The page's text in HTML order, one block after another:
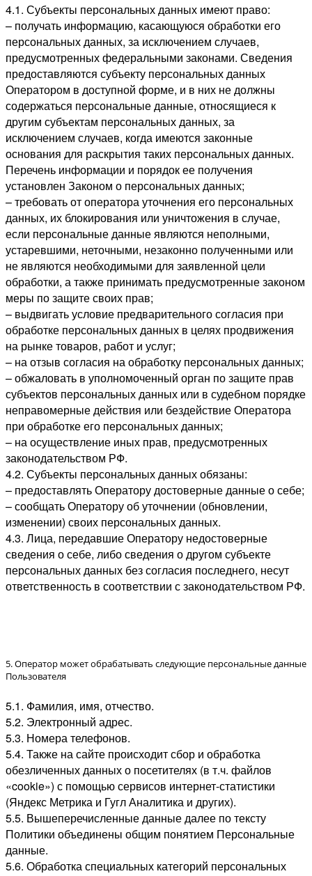
4.1. Субъекты персональных данных имеют право:
– получать информацию, касающуюся обработки его
персональных данных, за исключением случаев,
предусмотренных федеральными законами. Сведения
предоставляются субъекту персональных данных
Оператором в доступной форме, и в них не должны
содержаться персональные данные, относящиеся к
другим субъектам персональных данных, за
исключением случаев, когда имеются законные
основания для раскрытия таких персональных данных.
Перечень информации и порядок ее получения
установлен Законом о персональных данных;
– требовать от оператора уточнения его персональных
данных, их блокирования или уничтожения в случае,
если персональные данные являются неполными,
устаревшими, неточными, незаконно полученными или
не являются необходимыми для заявленной цели
обработки, а также принимать предусмотренные законом
меры по защите своих прав;
– выдвигать условие предварительного согласия при
обработке персональных данных в целях продвижения
на рынке товаров, работ и услуг;
– на отзыв согласия на обработку персональных данных;
– обжаловать в уполномоченный орган по защите прав
субъектов персональных данных или в судебном порядке
неправомерные действия или бездействие Оператора
при обработке его персональных данных;
– на осуществление иных прав, предусмотренных
законодательством РФ.
4.2. Субъекты персональных данных обязаны:
– предоставлять Оператору достоверные данные о себе;
– сообщать Оператору об уточнении (обновлении,
изменении) своих персональных данных.
4.3. Лица, передавшие Оператору недостоверные
сведения о себе, либо сведения о другом субъекте
персональных данных без согласия последнего, несут
ответственность в соответствии с законодательством РФ.
5. Оператор может обрабатывать следующие персональные данные
Пользователя
5.1. Фамилия, имя, отчество.
5.2. Электронный адрес.
5.3. Номера телефонов.
5.4. Также на сайте происходит сбор и обработка
обезличенных данных о посетителях (в т.ч. файлов
«cookie») с помощью сервисов интернет-статистики
(Яндекс Метрика и Гугл Аналитика и других).
5.5. Вышеперечисленные данные далее по тексту
Политики объединены общим понятием Персональные
данные.
5.6. Обработка специальных категорий персональных